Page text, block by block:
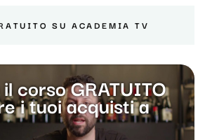
SU ACADEMIA TV
corso GRATUITO
i tuoi acquisti a